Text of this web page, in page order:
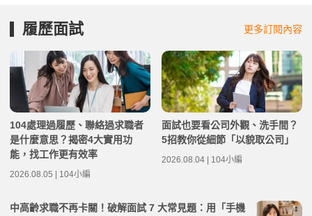
履歷面試 更多訂閱內容
104處理過履歷、聯絡過求職者
是什麼意思？揭密4大實用功
能，找工作更有效率
2026.08.05 | 104小編
面試也要看公司外觀、洗手間？
5招教你從細節「以貌取公司」
2026.08.04 | 104小編
中高齡求職不再卡關！破解面試 7 大常見題：用「手機